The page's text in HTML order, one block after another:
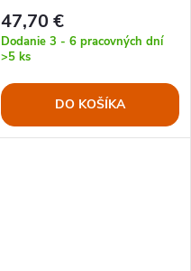
47,70 €
Dodanie 3 - 6 pracovných dní
>5 ks
DO KOŠÍKA